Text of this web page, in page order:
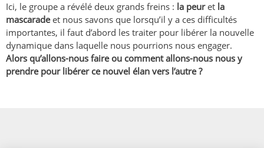
Ici, le groupe a révélé deux grands freins : la peuret la
mascaradeet nous savons que lorsqu’il y a ces difficultés
importantes, il faut d’abord les traiter pour libérer la nouvelle
dynamique dans laquelle nous pourrions nous engager.
Alors qu’allons-nous faire ou comment allons-nous nous y
prendre pour libérer ce nouvel élan vers l’autre ?